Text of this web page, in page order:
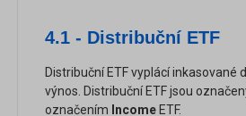
4.1 - Distribuční ETF
Distribuční ETF vyplácí
výnos. Distribuční ETF jsou
označením Income ETF.